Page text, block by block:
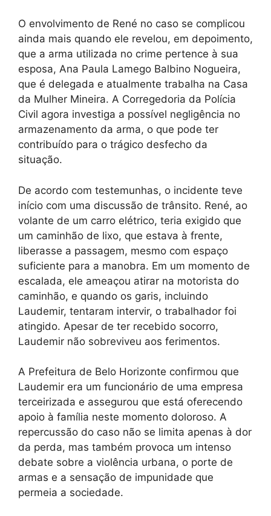
O envolvimento de René no caso se complicou
ainda mais quando ele revelou, em depoimento,
que a arma utilizada no crime pertence à sua
esposa, Ana Paula Lamego Balbino Nogueira,
que é delegada e atualmente trabalha na Casa
da Mulher Mineira. A Corregedoria da Polícia
Civil agora investiga a possível negligência no
armazenamento da arma, o que pode ter
contribuído para o trágico desfecho da
situação.
De acordo com testemunhas, o incidente teve
início com uma discussão de trânsito. René, ao
volante de um carro elétrico, teria exigido que
um caminhão de lixo, que estava à frente,
liberasse a passagem, mesmo com espaço
suficiente para a manobra. Em um momento de
escalada, ele ameaçou atirar na motorista do
caminhão, e quando os garis, incluindo
Laudemir, tentaram intervir, o trabalhador foi
atingido. Apesar de ter recebido socorro,
Laudemir não sobreviveu aos ferimentos.
A Prefeitura de Belo Horizonte confirmou que
Laudemir era um funcionário de uma empresa
terceirizada e assegurou que está oferecendo
apoio à família neste momento doloroso. A
repercussão do caso não se limita apenas à dor
da perda, mas também provoca um intenso
debate sobre a violência urbana, o porte de
armas e a sensação de impunidade que
permeia a sociedade.